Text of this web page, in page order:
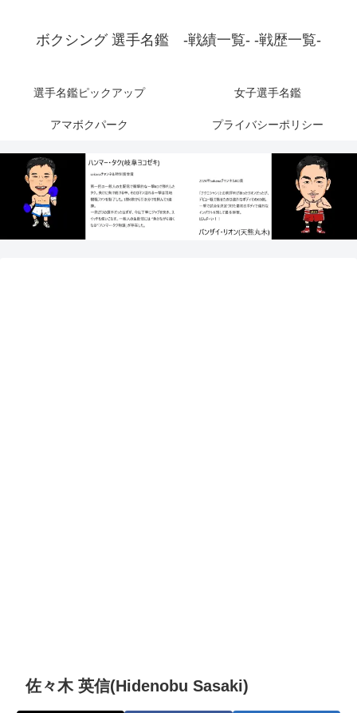
ボクシング 選手名鑑 -戦績一覧- -戦歴一覧-
選手名鑑ピックアップ 女子選手名鑑
アマボクパーク プライバシーポリシー
佐々木 英信(Hidenobu Sasaki)